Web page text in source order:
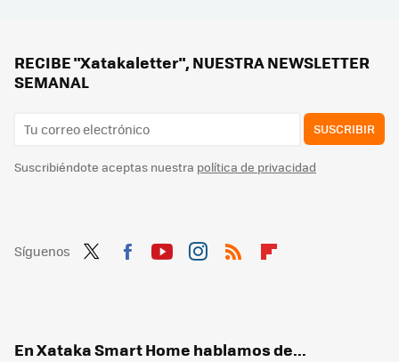
RECIBE "Xatakaletter", NUESTRA NEWSLETTER
SEMANAL
SUSCRIBIR
Suscribiéndote aceptas nuestra política de privacidad
Síguenos
En Xataka Smart Home hablamos de...